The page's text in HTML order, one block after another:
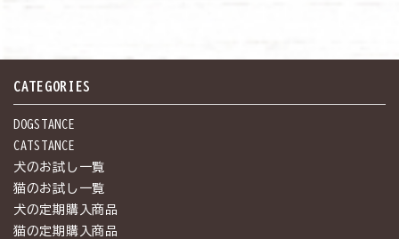
CATEGORIES
DOGSTANCE
CATSTANCE
犬のお試し一覧
猫のお試し一覧
犬の定期購入商品
猫の定期購入商品